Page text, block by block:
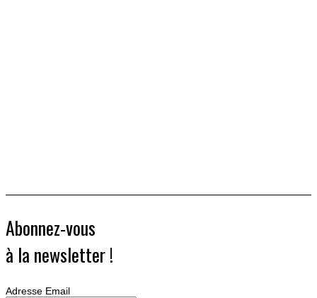
Abonnez-vous
à la newsletter !
Adresse Email